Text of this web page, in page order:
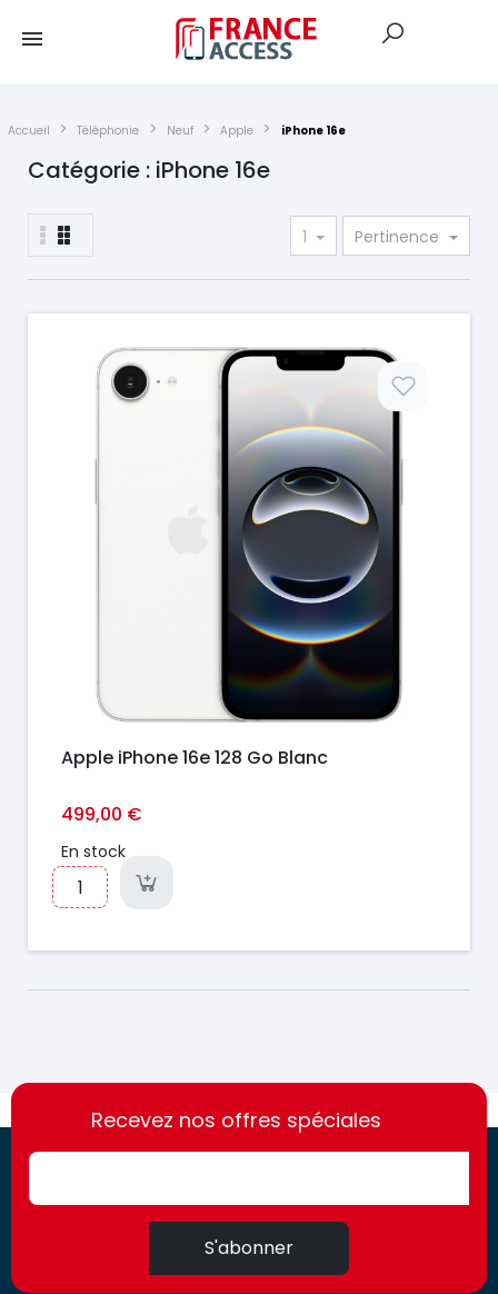
Accueil Téléphonie Neuf Apple iPhone 16e
Catégorie : iPhone 16e
1 Pertinence
Apple iPhone 16e 128 Go Blanc
499,00 €
En stock
https://france-
access.fr
https://france-
access.fr
Recevez nos offres spéciales
S'abonner